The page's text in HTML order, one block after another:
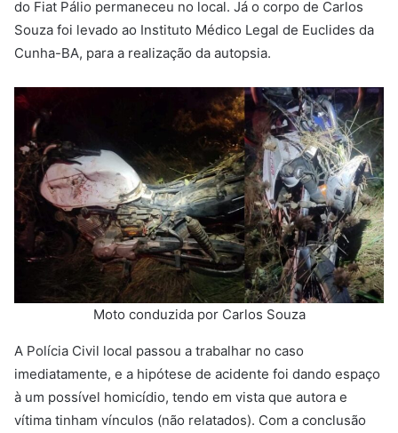
do Fiat Pálio permaneceu no local. Já o corpo de Carlos
Souza foi levado ao Instituto Médico Legal de Euclides da
Cunha-BA, para a realização da autopsia.
Moto conduzida por Carlos Souza
A Polícia Civil local passou a trabalhar no caso
imediatamente, e a hipótese de acidente foi dando espaço
à um possível homicídio, tendo em vista que autora e
vítima tinham vínculos (não relatados). Com a conclusão